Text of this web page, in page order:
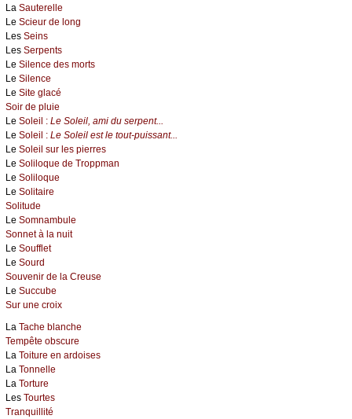
La Sauterelle
Le Scieur de long
Les Seins
Les Serpents
Le Silence des morts
Le Silence
Le Site glacé
Soir de pluie
Le Soleil : Le Soleil, ami du serpent...
Le Soleil : Le Soleil est le tout-puissant...
Le Soleil sur les pierres
Le Soliloque de Troppman
Le Soliloque
Le Solitaire
Solitude
Le Somnambule
Sonnet à la nuit
Le Soufflet
Le Sourd
Souvenir de la Creuse
Le Succube
Sur une croix
La Tache blanche
Tempête obscure
La Toiture en ardoises
La Tonnelle
La Torture
Les Tourtes
Tranquillité